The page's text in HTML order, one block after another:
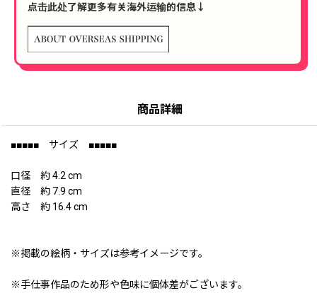
点击此处了解更多有关海外运输的信息↓
商品詳細
■■■■■ サイズ ■■■■■
口径 約 4.2 cm
直径 約 7.9 cm
高さ 約 16.4 cm
※掲載の絵柄・サイズは参考イメージです。
※手仕事作品のため形や色味に個体差がございます。